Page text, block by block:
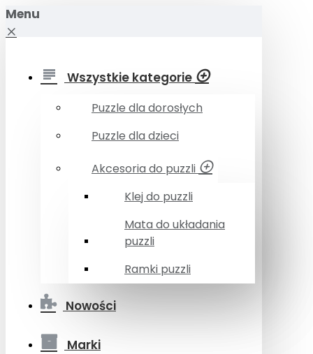
Menu
Wszystkie kategorie
Puzzle dla dorosłych
Puzzle dla dzieci
Akcesoria do puzzli
Klej do puzzli
Mata do układania
puzzli
Ramki puzzli
Nowości
Marki